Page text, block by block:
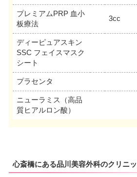
プレミアムPRP 血小
板療法
3cc
ディーピュアスキン
SSC フェイスマスク
シート
プラセンタ
ニューラミス（高品
質ヒアルロン酸）
心斎橋にある品川美容外科のクリニ